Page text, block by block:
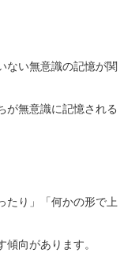
ない無意識の記憶が関
が無意識に記憶される
たり」「何かの形で上
向があります。